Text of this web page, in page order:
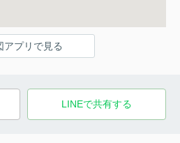
アプリで見る
LINEで共有する